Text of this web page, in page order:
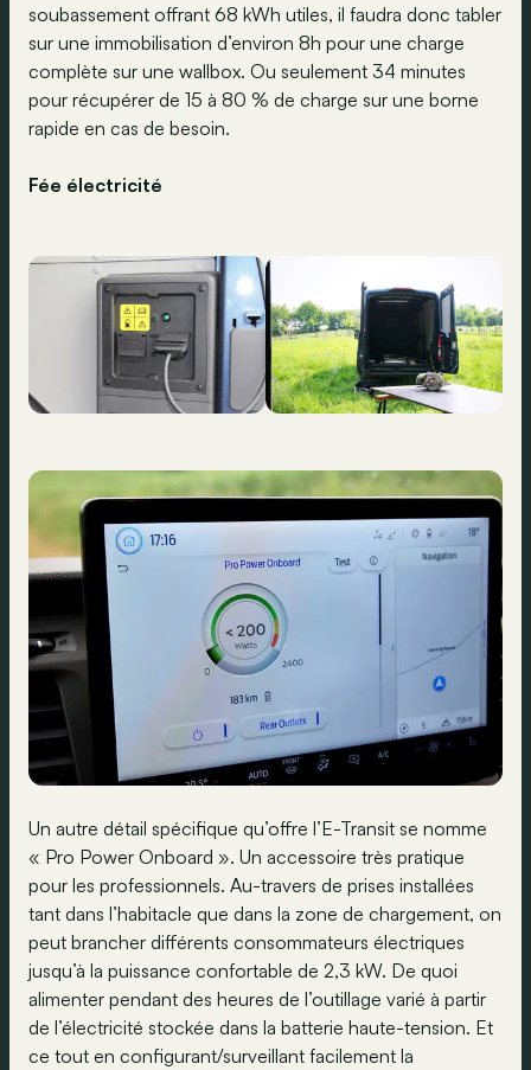
soubassement offrant 68 kWh utiles, il faudra donc tabler
sur une immobilisation d’environ 8h pour une charge
complète sur une wallbox. Ou seulement 34 minutes
pour récupérer de 15 à 80 % de charge sur une borne
rapide en cas de besoin.
Fée électricité
Un autre détail spécifique qu’offre l’E-Transit se nomme
« Pro Power Onboard ». Un accessoire très pratique
pour les professionnels. Au-travers de prises installées
tant dans l’habitacle que dans la zone de chargement, on
peut brancher différents consommateurs électriques
jusqu’à la puissance confortable de 2,3 kW. De quoi
alimenter pendant des heures de l’outillage varié à partir
de l’électricité stockée dans la batterie haute-tension. Et
ce tout en configurant/surveillant facilement la